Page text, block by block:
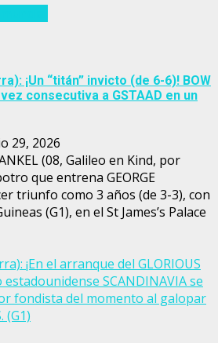
¡Un “titán” invicto (de 6-6)! BOW
consecutiva a GSTAAD en un
29, 2026
(08, Galileo en Kind, por
que entrena GEORGE
triunfo como 3 años (de 3-3), con
(G1), en el St James’s Palace
¡En el arranque del GLORIOUS
estadounidense SCANDINAVIA se
fondista del momento al galopar
(G1)